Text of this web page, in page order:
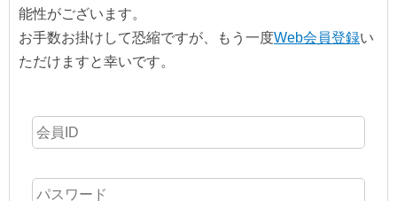
能性がございます。
お手数お掛けして恐縮ですが、もう一度Web会員登録い
ただけますと幸いです。